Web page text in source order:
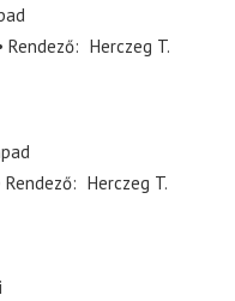
Rendező
Herczeg T.
Rendező
Herczeg T.